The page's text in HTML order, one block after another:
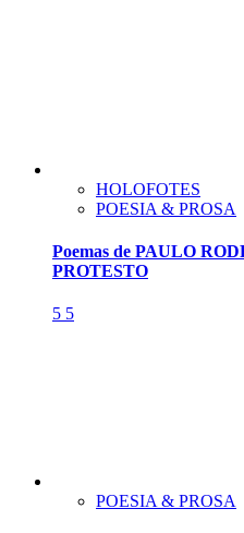
HOLOFOTES
POESIA & PROSA
Poemas de PAULO
PROTESTO
5 5
POESIA & PROSA